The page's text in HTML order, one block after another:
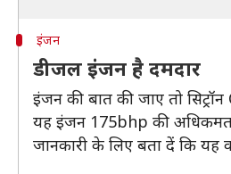
इंजन
डीजल इंजन है दमदार
इंजन की बात की जाए तो
यह इंजन 175bhp की अधिकमत
जानकारी के लिए बता दें कि यह